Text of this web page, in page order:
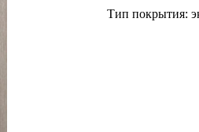
Тип покрытия: